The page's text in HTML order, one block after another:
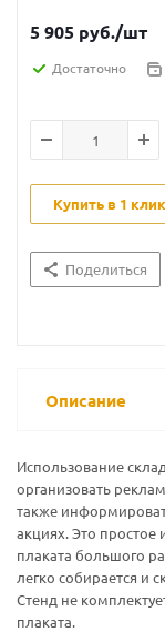
5 905 руб./шт
Достаточно
Купить в 1 клик
Поделиться
Описание
Использование
организовать
также
акциях. Это
плаката большого
легко собирается и
Стенд не
плаката.